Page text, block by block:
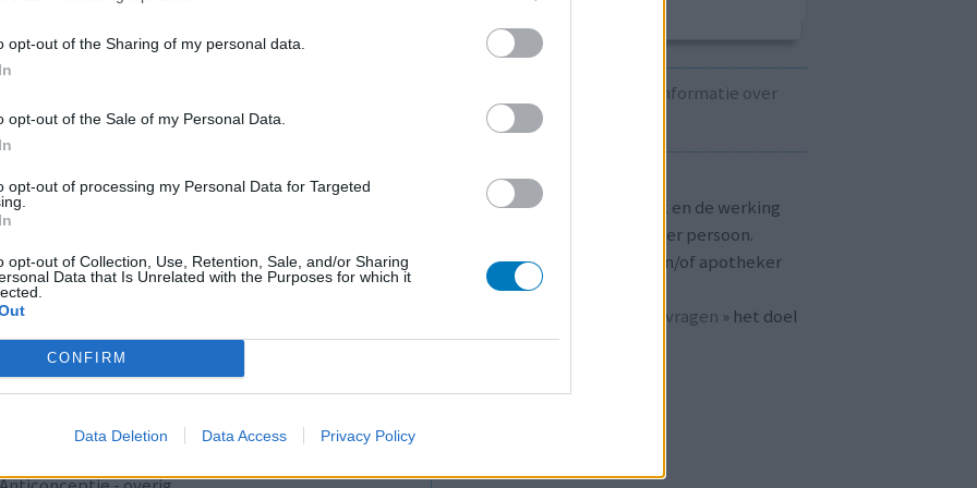
opt-out of the Sharing of my personal data.
opt-out of the Sale of my Personal Data.
opt-out of processing my Personal Data for Targeted
opt-out of Collection, Use, Retention, Sale, and/or Sharing
Data that Is Unrelated with the Purposes for which it
CONFIRM
Data Deletion Data Access Privacy Policy
Bloeddruk - betablokkers
Antibiotica - urineweginfectie
Depressie - antidepressiva TCA
Depressie - antidepressiva overig
Anticonceptie - eenfase
Psychose / schizofrenie - antipsychotica
Depressie - antidepressiva SSRI
Antibiotica - penicillines breedspectrum
Diabetes (suikerziekte) - orale middelen
Kijk hier voor informatie over
LET OP!
Ervaringen zijn persoonlijk en de werking
van medicijnen verschilt per persoon.
Raadpleeg altijd uw arts en/of apotheker
voor passend advies.
veelgestelde vragen » het doel
vanmijnmedicijn.nl